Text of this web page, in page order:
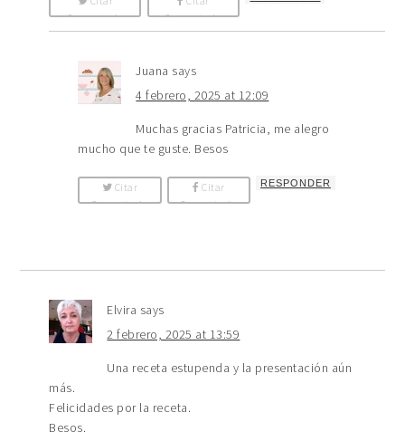
Comentario
Comentario
Juana says
4 febrero, 2025 at 12:09
Muchas gracias Patricia, me alegro
mucho que te guste. Besos
Citar
Comentario
Citar
Comentario
RESPONDER
Elvira says
2 febrero, 2025 at 13:59
Una receta estupenda y la presentación aún
más.
Felicidades por la receta.
Besos.